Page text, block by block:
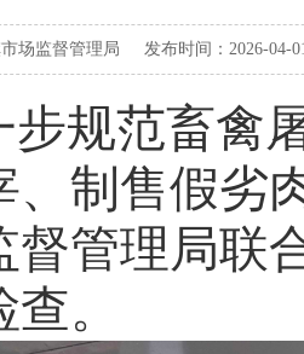
市场监督管理局 发布时间：2026-
步规范畜禽
、制售假劣
督管理局联
。